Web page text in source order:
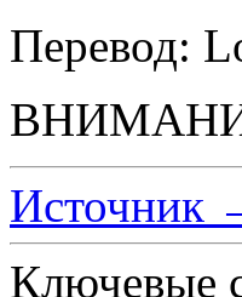
Перевод:
Источник
Ключевые